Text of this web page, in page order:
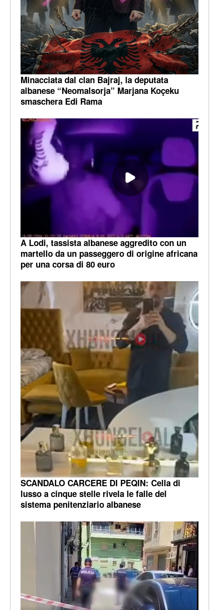
Minacciata dal clan Bajraj, la deputata
albanese “Neomalsorja” Marjana Koçeku
smaschera Edi Rama
A Lodi, tassista albanese aggredito con un
martello da un passeggero di origine africana
per una corsa di 80 euro
SCANDALO CARCERE DI PEQIN: Cella di
lusso a cinque stelle rivela le falle del
sistema penitenziario albanese